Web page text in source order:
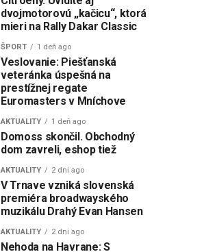
dvojmotorovú „kačicu“, ktorá
mieri na Rally Dakar Classic
ŠPORT 1 deň ago
Veslovanie: Piešťanská
veteránka úspešná na
prestížnej regate
Euromasters v Mníchove
AKTUALITY 1 deň ago
Domoss skončil. Obchodný
dom zavreli, eshop tiež
AKTUALITY 2 dni ago
V Trnave vzniká slovenská
premiéra broadwayského
muzikálu Drahý Evan Hansen
AKTUALITY 2 dni ago
Nehoda na Havrane: S